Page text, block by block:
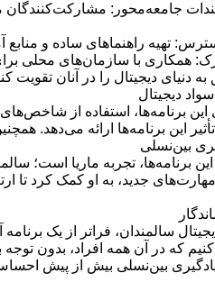
جامعه‌محور: مشارکت‌کنندگان
تهیه راهنماهای ساده و
همکاری با سازمان‌های محلی
دنیای دیجیتال را در آنان تقویت
دیجیتال
این برنامه‌ها، استفاده از
این برنامه‌ها ارائه
بین‌نسلی
برنامه‌ها، تجربه ماریا است؛
مهارت‌های جدید، به او کمک کرد تا
سالمندان، فراتر از یک
که در آن همه افراد، بدون
بین‌نسلی بیش از پیش